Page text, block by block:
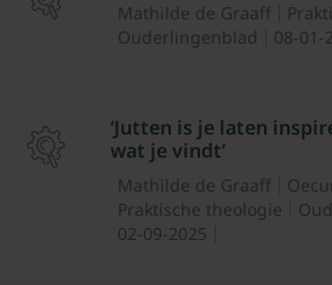
Mathilde de Graaff
Ouderlingenblad
08-01-
‘Jutten is je laten
wat je vindt’
Mathilde de Graaff
Praktische theologie
02-09-2025